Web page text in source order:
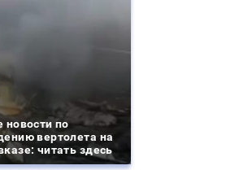
новости по
вертолета на
читать здесь